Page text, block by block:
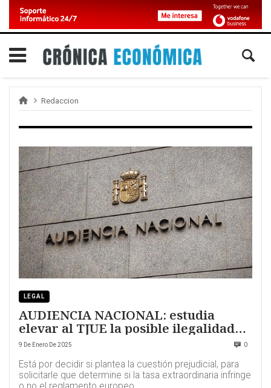
Redaccion
LEGAL
AUDIENCIA NACIONAL: estudia
elevar al TJUE la posible ilegalidad
del ‘impuestazo’ energético
9 De Enero De 2025 0
Está por decidir si plantea la cuestión prejudicial, para
solicitarle que determine si la tasa extraordinaria infringe